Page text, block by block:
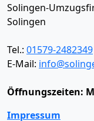
Solingen-
Solingen
Tel.: 01579-2482349
E-Mail:
Öffnungszeiten:
Impressum